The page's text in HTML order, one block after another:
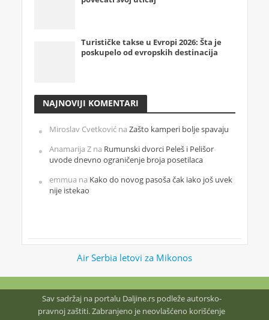
Turističke takse u Evropi 2026: Šta je
poskupelo od evropskih destinacija
NAJNOVIJI KOMENTARI
Miroslav Cvetkovićna Zašto kamperi bolje spavaju
Anamarija Zna Rumunski dvorci Peleš i Pelišor
uvode dnevno ograničenje broja posetilaca
emmua na Kako do novog pasoša čak iako još uvek
nije istekao
Air Serbia letovi za Mikonos
Sav sadržaj na portalu Daljine.rs podleže autorsko-
pravnoj zaštiti. Zabranjeno je neovlašćeno korišćenje